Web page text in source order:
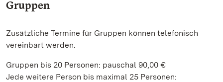
Gruppen
Zusätzliche Termine für Gruppen können telefonisch
vereinbart werden.
Gruppen bis 20 Personen: pauschal 90,00 €
Jede weitere Person bis maximal 25 Personen: